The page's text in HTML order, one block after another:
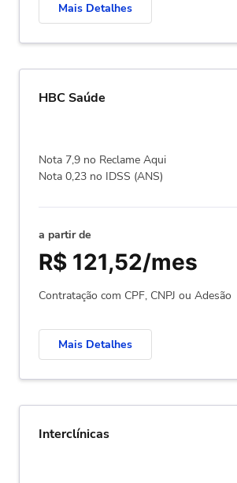
Mais Detalhes
HBC Saúde
Nota 7,9 no Reclame Aqui
Nota 0,23 no IDSS (ANS)
a partir de
R$ 121,52/mes
Contratação com CPF, CNPJ ou Adesão
Mais Detalhes
Interclínicas